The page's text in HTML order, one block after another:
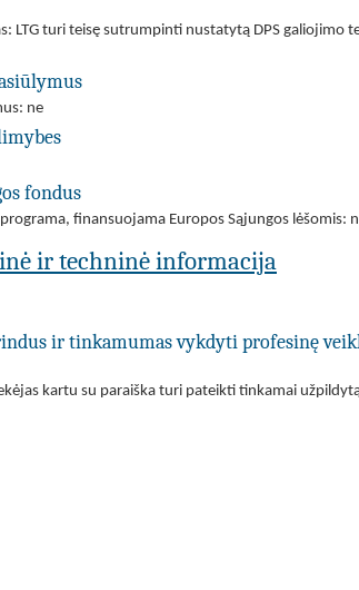
LTG turi teisę sutrumpinti nustatytą DPS
ne
fondus
finansuojama Europos Sąjungos lėšomis:
ir techninė informacija
ir tinkamumas vykdyti profesinę
kartu su paraiška turi pateikti tinkamai